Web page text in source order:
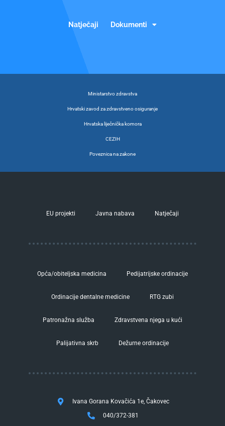
Natječaji Dokumenti
Ministarstvo zdravstva
Hrvatski zavod za zdravstveno osiguranje
Hrvatska liječnička komora
CEZIH
Poveznica na zakone
EU projekti Javna nabava Natječaji
Opća/obiteljska medicina Pedijatrijske ordinacije
Ordinacije dentalne medicine RTG zubi
Patronažna služba Zdravstvena njega u kući
Palijativna skrb Dežurne ordinacije
Ivana Gorana Kovačića 1e, Čakovec
040/372-381